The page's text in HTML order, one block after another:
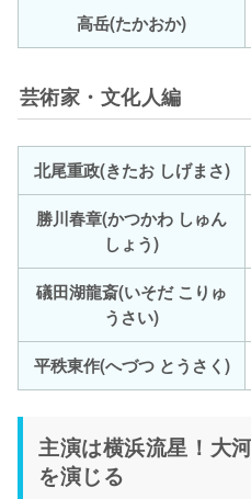
高岳(たかおか)
芸術家・文化人編
北尾重政(きたお しげまさ)
勝川春章(かつかわ しゅん
しょう)
礒田湖龍斎(いそだ こりゅ
うさい)
平秩東作(へづつ とうさく)
主演は横浜流星！大
を演じる